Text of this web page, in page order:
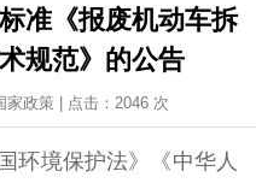
准《报废机动车拆
规范》的公告
家政策 | 点击： 2046 次
环境保护法》《中华人